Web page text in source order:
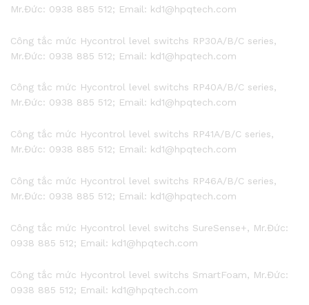
Mr.Đức: 0938 885 512; Email: kd1@hpqtech.com
Công tắc mức Hycontrol level switchs RP30A/B/C series,
Mr.Đức: 0938 885 512; Email: kd1@hpqtech.com
Công tắc mức Hycontrol level switchs RP40A/B/C series,
Mr.Đức: 0938 885 512; Email: kd1@hpqtech.com
Công tắc mức Hycontrol level switchs RP41A/B/C series,
Mr.Đức: 0938 885 512; Email: kd1@hpqtech.com
Công tắc mức Hycontrol level switchs RP46A/B/C series,
Mr.Đức: 0938 885 512; Email: kd1@hpqtech.com
Công tắc mức Hycontrol level switchs SureSense+, Mr.Đức:
0938 885 512; Email: kd1@hpqtech.com
Công tắc mức Hycontrol level switchs SmartFoam, Mr.Đức:
0938 885 512; Email: kd1@hpqtech.com